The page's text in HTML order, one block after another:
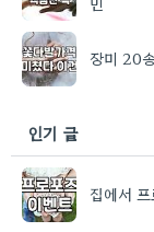
장미 20
인기 글
집에서